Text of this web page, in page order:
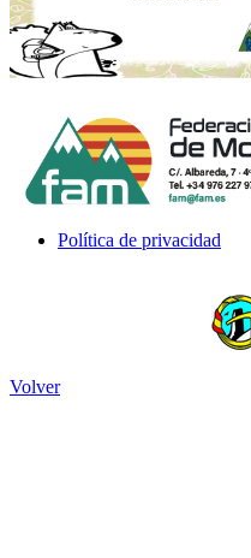
Política de privacidad
Volver